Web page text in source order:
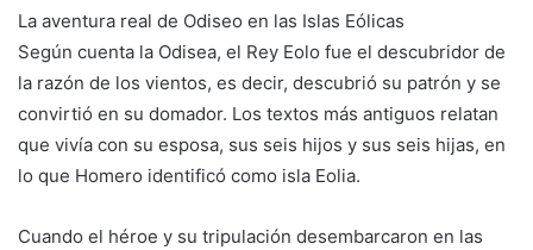
La aventura real de Odiseo en las Islas Eólicas
Según cuenta la Odisea, el Rey Eolo fue el descubridor de
la razón de los vientos, es decir, descubrió su patrón y se
convirtió en su domador. Los textos más antiguos relatan
que vivía con su esposa, sus seis hijos y sus seis hijas, en
lo que Homero identificó como isla Eolia.
Cuando el héroe y su tripulación desembarcaron en las